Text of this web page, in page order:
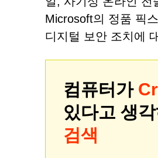
Microsoft의 정품 픽
디지털 보안 조치에
컴퓨터가
있다고 생
검색